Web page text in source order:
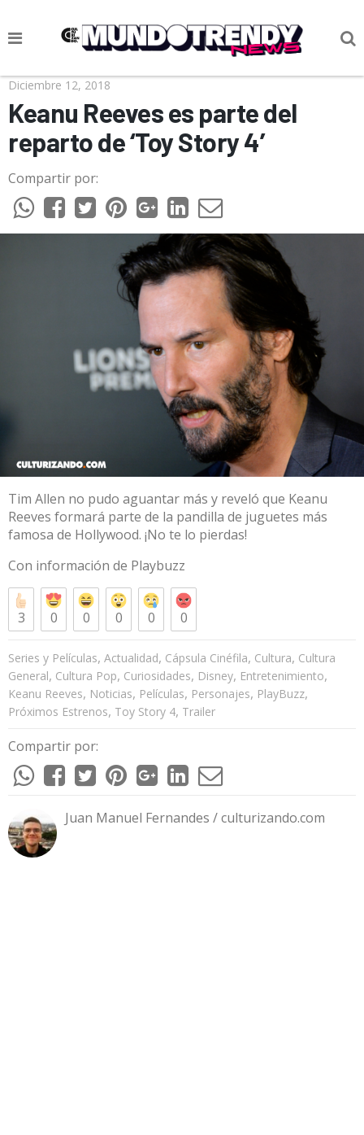
NOTICIAS
CULTURA POP
CIENCIA Y TECNOLOGÍA
VIDA
SOCIEDAD
CULTURIZANDO.COM
Diciembre 12, 2018
Keanu Reeves es parte del
reparto de ‘Toy Story 4’
Compartir por:
Tim Allen no pudo aguantar más y reveló que Keanu
Reeves formará parte de la pandilla de juguetes más
famosa de Hollywood. ¡No te lo pierdas!
Con información de Playbuzz
3 0 0 0 0 0
Series y Películas, Actualidad, Cápsula Cinéfila, Cultura, Cultura
General, Cultura Pop, Curiosidades, Disney, Entretenimiento,
Keanu Reeves, Noticias, Películas, Personajes, PlayBuzz,
Próximos Estrenos, Toy Story 4, Trailer
Compartir por:
Juan Manuel Fernandes / culturizando.com